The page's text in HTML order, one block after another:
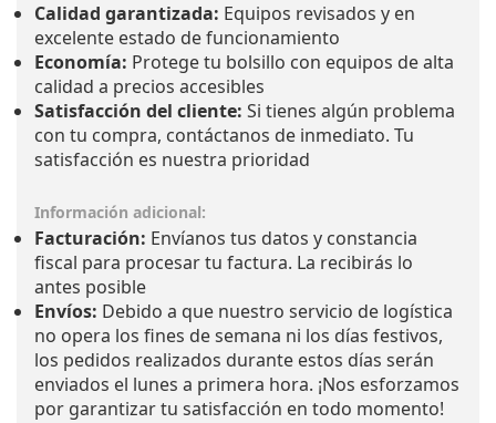
Calidad garantizada: Equipos revisados y en
excelente estado de funcionamiento
Economía: Protege tu bolsillo con equipos de alta
calidad a precios accesibles
Satisfacción del cliente: Si tienes algún problema
con tu compra, contáctanos de inmediato. Tu
satisfacción es nuestra prioridad
Información adicional:
Facturación: Envíanos tus datos y constancia
fiscal para procesar tu factura. La recibirás lo
antes posible
Envíos: Debido a que nuestro servicio de logística
no opera los fines de semana ni los días festivos,
los pedidos realizados durante estos días serán
enviados el lunes a primera hora. ¡Nos esforzamos
por garantizar tu satisfacción en todo momento!